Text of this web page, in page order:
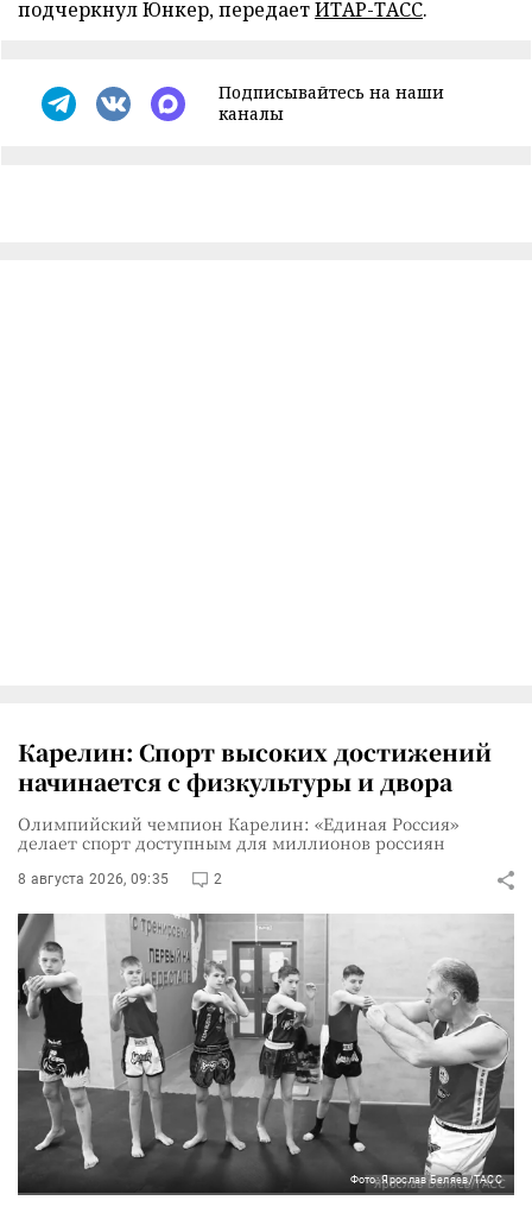
подчеркнул Юнкер, передаетИТАР-ТАСС.
Подписывайтесь на наши
каналы
Карелин: Спорт высоких достижений
начинается с физкультуры и двора
Олимпийский чемпион Карелин: «Единая Россия»
делает спорт доступным для миллионов россиян
8 августа 2026, 09:35 2
Фото: Ярослав Беляев/ТАСС